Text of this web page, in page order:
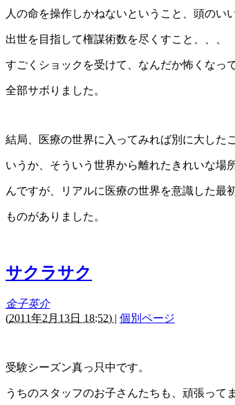
人の命を操作しかねないということ、頭のい
出世を目指して権謀術数を尽くすこと、、、
すごくショックを受けて、なんだか怖くなっ
全部サボりました。
結局、医療の世界に入ってみれば別に大した
いうか、そういう世界から離れたきれいな場
んですが、リアルに医療の世界を意識した最
ものがありました。
サクラサク
金子英介
(2011年2月13日 18:52) | 個別ページ
受験シーズン真っ只中です。
うちのスタッフのお子さんたちも、頑張ってま